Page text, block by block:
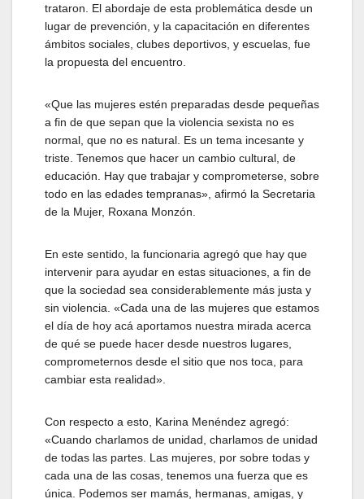
trataron. El abordaje de esta problemática desde un
lugar de prevención, y la capacitación en diferentes
ámbitos sociales, clubes deportivos, y escuelas, fue
la propuesta del encuentro.
«Que las mujeres estén preparadas desde pequeñas
a fin de que sepan que la violencia sexista no es
normal, que no es natural. Es un tema incesante y
triste. Tenemos que hacer un cambio cultural, de
educación. Hay que trabajar y comprometerse, sobre
todo en las edades tempranas», afirmó la Secretaria
de la Mujer, Roxana Monzón.
En este sentido, la funcionaria agregó que hay que
intervenir para ayudar en estas situaciones, a fin de
que la sociedad sea considerablemente más justa y
sin violencia. «Cada una de las mujeres que estamos
el día de hoy acá aportamos nuestra mirada acerca
de qué se puede hacer desde nuestros lugares,
comprometernos desde el sitio que nos toca, para
cambiar esta realidad».
Con respecto a esto, Karina Menéndez agregó:
«Cuando charlamos de unidad, charlamos de unidad
de todas las partes. Las mujeres, por sobre todas y
cada una de las cosas, tenemos una fuerza que es
única. Podemos ser mamás, hermanas, amigas, y